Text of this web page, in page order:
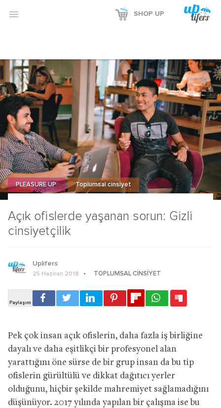
 SHOP UP
Açık ofislerde yaşanan sorun: Gizli
cinsiyetçilik
PLEASURE UP Toplumsal cinsiyet
Uplifers
25 Haziran 2018 TOPLUMSAL CINSIYET
Pek çok insan açık ofislerin, daha fazla iş birliğine
dayalı ve daha eşitlikçi bir profesyonel alan
yarattığını öne sürse de bir grup insan da bu tip
ofislerin gürültülü ve dikkat dağıtıcı yerler
olduğunu, hiçbir şekilde mahremiyet sağlamadığını
düşünüyor. 2017 yılında yapılan bir çalışma ise bu